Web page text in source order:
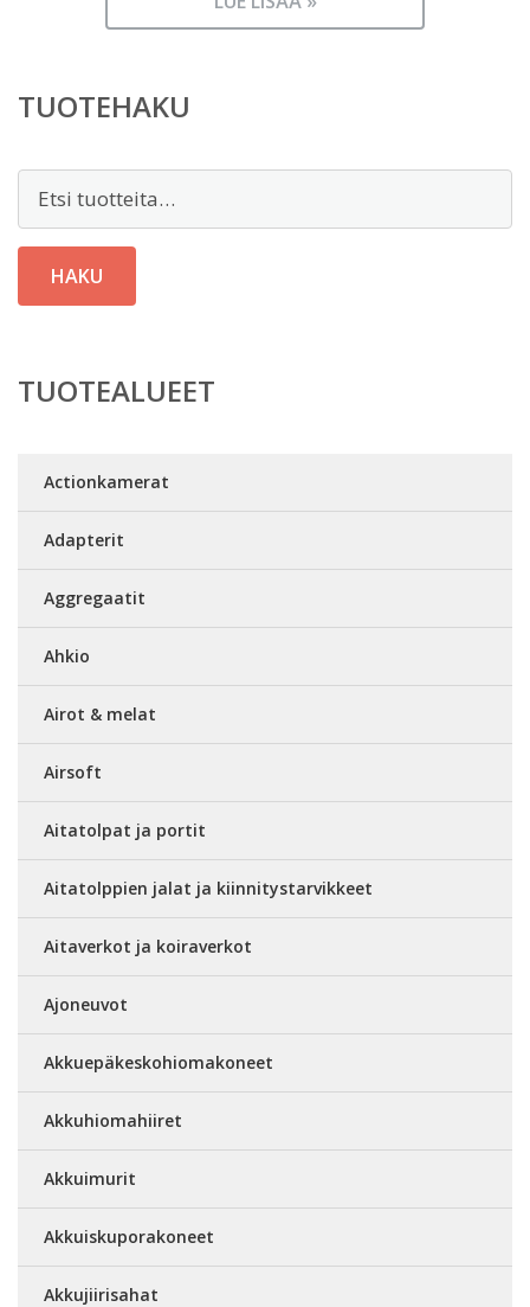
TUOTEHAKU
Etsi:
HAKU
TUOTEALUEET
Actionkamerat
Adapterit
Aggregaatit
Ahkio
Airot & melat
Airsoft
Aitatolpat ja portit
Aitatolppien jalat ja kiinnitystarvikkeet
Aitaverkot ja koiraverkot
Ajoneuvot
Akkuepäkeskohiomakoneet
Akkuhiomahiiret
Akkuimurit
Akkuiskuporakoneet
Akkujiirisahat